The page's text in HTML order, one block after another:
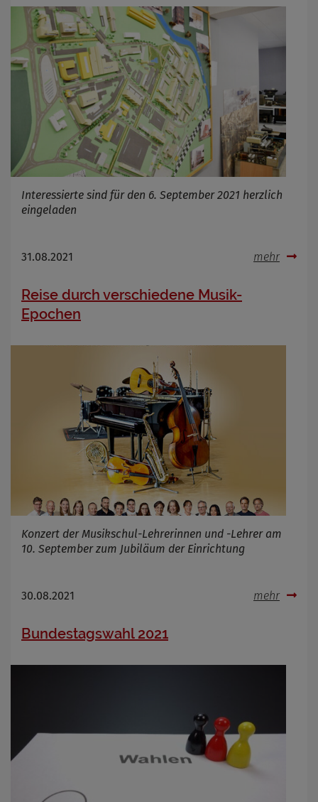
Interessierte sind für den 6. September 2021 herzlich
eingeladen
31.08.2021 mehr
Reise durch verschiedene Musik-
Epochen
Konzert der Musikschul-Lehrerinnen und -Lehrer am
10. September zum Jubiläum der Einrichtung
30.08.2021 mehr
Bundestagswahl 2021